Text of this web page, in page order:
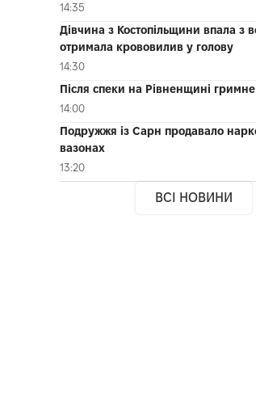
14:35
Дівчина з Костопільщини впала з
отримала крововилив у голову
14:30
Після спеки на Рівненщині гримне
14:00
Подружжя із Сарн продавало
вазонах
13:20
ВСІ НОВИНИ